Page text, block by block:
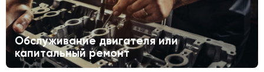
Обслуживание двигателя или
капитальный ремонт